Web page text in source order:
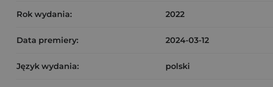
Rok wydania: 2022
Data premiery: 2024-03-12
Język wydania: polski